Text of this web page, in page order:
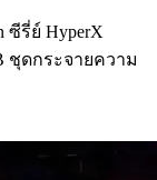
ซีรี่ย์ HyperX
ชุดกระจายความ